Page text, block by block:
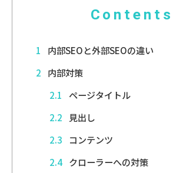
Contents
1
内部SEOと外部SEOの違い
2 内部対策
2.1
ページタイトル
2.2
見出し
2.3
コンテンツ
2.4 クローラーへの対策